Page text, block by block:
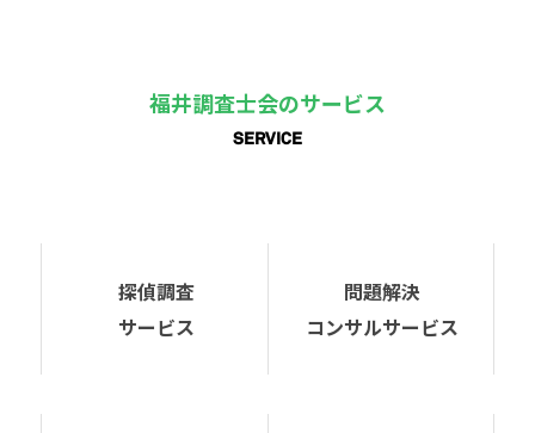
福井調査士会のサービス
SERVICE
探偵調査
サービス
問題解決
コンサルサービス